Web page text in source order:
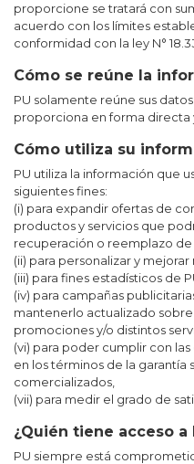
proporcione se tratará con
acuerdo con los límites
conformidad con la ley N°
Cómo se reúne la
PU solamente reúne sus
proporciona en forma directa
Cómo utiliza su
PU utiliza la información que
siguientes fines:
(i) para expandir ofertas de
productos y servicios que
recuperación o reemplazo
(ii) para personalizar y
(iii) para fines estadísticos de
(iv) para campañas
mantenerlo actualizado
promociones y/o distintos
(vi) para poder cumplir con
en los términos de la garantía
comercializados,
(vii) para medir el grado de
¿Quién tiene acceso
PU siempre está